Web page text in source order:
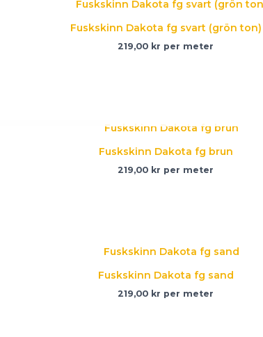
Fuskskinn Dakota fg svart (grön ton)
219,00 kr per meter
Fuskskinn Dakota fg brun
219,00 kr per meter
Fuskskinn Dakota fg sand
219,00 kr per meter